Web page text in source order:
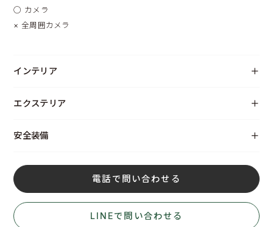
◯ カメラ
× 全周囲カメラ
インテリア
エクステリア
安全装備
電話で問い合わせる
LINEで問い合わせる